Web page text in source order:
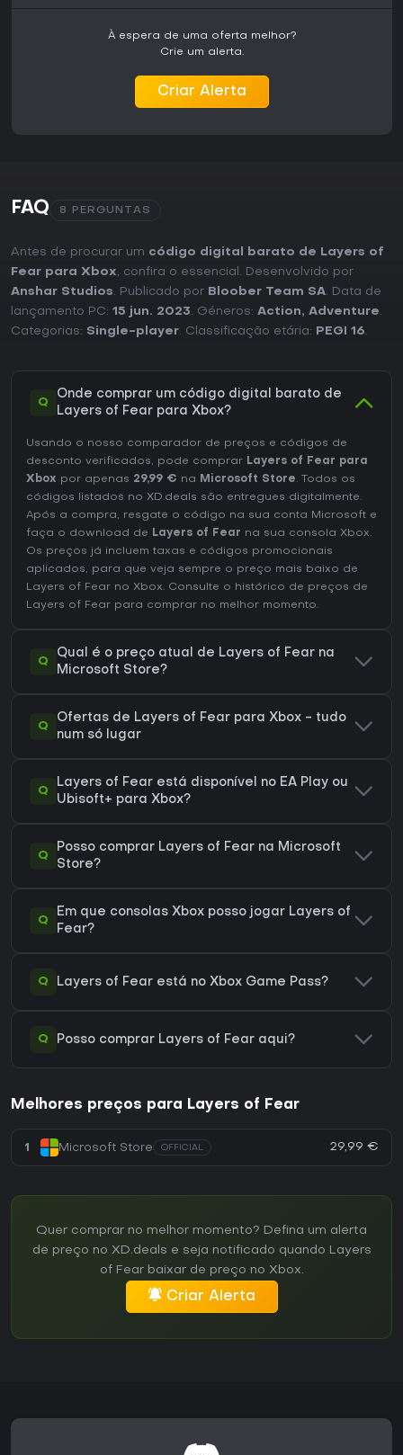
experiência contida demais. Para o público que valoriza
terror single-player narrativo com temas artísticos, o jogo
À espera de uma oferta melhor?
Crie um alerta.
Criar Alerta
FAQ 8 PERGUNTAS
Antes de procurar um código digital barato de Layers of
Fear para Xbox, confira o essencial. Desenvolvido por
Anshar Studios. Publicado por Bloober Team SA. Data de
lançamento PC: 15 jun. 2023. Géneros: Action, Adventure.
Categorias: Single-player. Classificação etária: PEGI 16.
Q
Onde comprar um código digital barato de
Layers of Fear para Xbox?
Usando o nosso comparador de preços e códigos de
desconto verificados, pode comprar Layers of Fear para
Xbox por apenas 29,99 € na Microsoft Store. Todos os
códigos listados no XD.deals são entregues digitalmente.
Após a compra, resgate o código na sua conta Microsoft e
faça o download de Layers of Fear na sua consola Xbox.
Os preços já incluem taxas e códigos promocionais
aplicados, para que veja sempre o preço mais baixo de
Layers of Fear no Xbox. Consulte o histórico de preços de
Layers of Fear para comprar no melhor momento.
Q
Qual é o preço atual de Layers of Fear na
Microsoft Store?
Q
Ofertas de Layers of Fear para Xbox - tudo
num só lugar
Q
Layers of Fear está disponível no EA Play ou
Ubisoft+ para Xbox?
Q
Posso comprar Layers of Fear na Microsoft
Store?
Q
Em que consolas Xbox posso jogar Layers of
Fear?
Q Layers of Fear está no Xbox Game Pass?
Q Posso comprar Layers of Fear aqui?
Melhores preços para Layers of Fear
1 Microsoft Store OFFICIAL 29,99 €
Quer comprar no melhor momento? Defina um alerta
de preço no XD.deals e seja notificado quando Layers
of Fear baixar de preço no Xbox.
Criar Alerta